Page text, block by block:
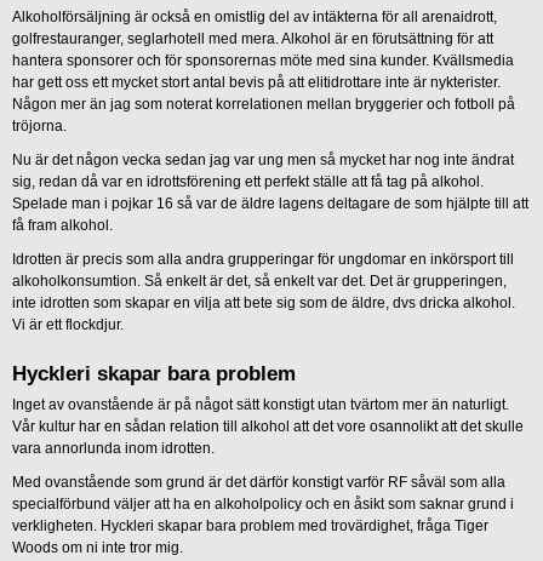
Alkoholförsäljning är också en omistlig del av intäkterna för all arenaidrott,
golfrestauranger, seglarhotell med mera. Alkohol är en förutsättning för att
hantera sponsorer och för sponsorernas möte med sina kunder. Kvällsmedia
har gett oss ett mycket stort antal bevis på att elitidrottare inte är nykterister.
Någon mer än jag som noterat korrelationen mellan bryggerier och fotboll på
tröjorna.
Nu är det någon vecka sedan jag var ung men så mycket har nog inte ändrat
sig, redan då var en idrottsförening ett perfekt ställe att få tag på alkohol.
Spelade man i pojkar 16 så var de äldre lagens deltagare de som hjälpte till att
få fram alkohol.
Idrotten är precis som alla andra grupperingar för ungdomar en inkörsport till
alkoholkonsumtion. Så enkelt är det, så enkelt var det. Det är grupperingen,
inte idrotten som skapar en vilja att bete sig som de äldre, dvs dricka alkohol.
Vi är ett flockdjur.
Hyckleri skapar bara problem
Inget av ovanstående är på något sätt konstigt utan tvärtom mer än naturligt.
Vår kultur har en sådan relation till alkohol att det vore osannolikt att det skulle
vara annorlunda inom idrotten.
Med ovanstående som grund är det därför konstigt varför RF såväl som alla
specialförbund väljer att ha en alkoholpolicy och en åsikt som saknar grund i
verkligheten. Hyckleri skapar bara problem med trovärdighet, fråga Tiger
Woods om ni inte tror mig.